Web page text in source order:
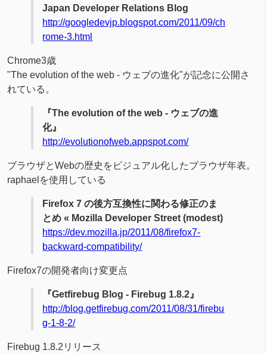
Japan Developer Relations Blog
http://googledevjp.blogspot.com/2011/09/ch
rome-3.html
Chrome3歳
"The evolution of the web - ウェブの進化"が記念に公開さ
れている。
『The evolution of the web - ウェブの進
化』
http://evolutionofweb.appspot.com/
ブラウザとWebの歴史をビジュアル化したブラウザ年表。
raphaelを使用している
Firefox 7 の後方互換性に関わる修正のま
とめ « Mozilla Developer Street (modest)
https://dev.mozilla.jp/2011/08/firefox7-
backward-compatibility/
Firefox7の開発者向け変更点
『Getfirebug Blog - Firebug 1.8.2』
http://blog.getfirebug.com/2011/08/31/firebu
g-1-8-2/
Firebug 1.8.2リリース